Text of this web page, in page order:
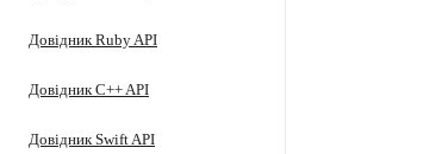
Довідник Ruby API
Довідник C++ API
Довідник Swift API